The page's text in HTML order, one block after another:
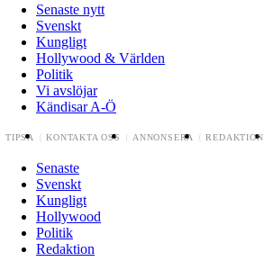
Senaste nytt
Svenskt
Kungligt
Hollywood & Världen
Politik
Vi avslöjar
Kändisar A-Ö
TIPSA KONTAKTA OSS ANNONSERA REDAKTION
Senaste
Svenskt
Kungligt
Hollywood
Politik
Redaktion